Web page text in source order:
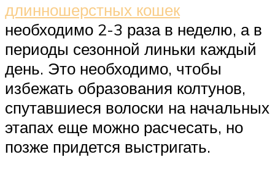
длинношерстных кошек
необходимо 2-3 раза в неделю, а в
периоды сезонной линьки каждый
день. Это необходимо, чтобы
избежать образования колтунов,
спутавшиеся волоски на начальных
этапах еще можно расчесать, но
позже придется выстригать.